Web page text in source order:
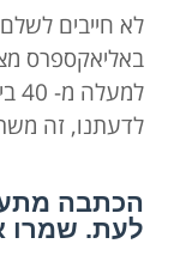
לא חייבים
באליאקספרס
לדעתנו, זה
הכתבה
לעת. שמרו